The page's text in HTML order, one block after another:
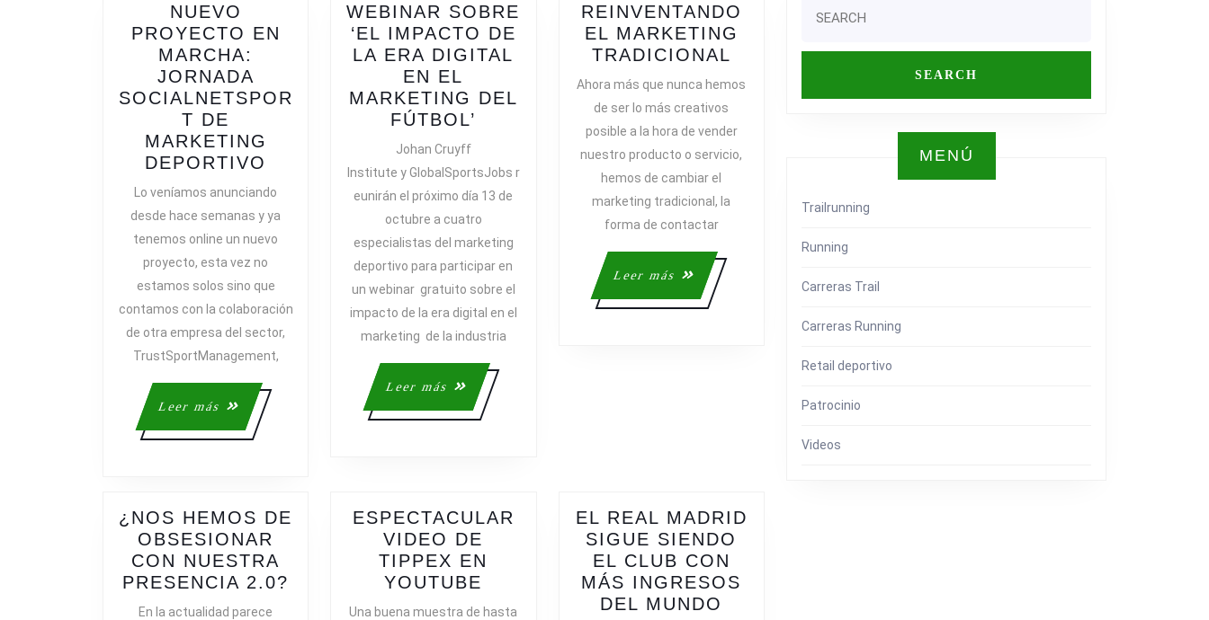
NUEVO
PROYECTO EN
MARCHA:
JORNADA
SOCIALNETSPOR
T DE
MARKETING
DEPORTIVO
PROYECTO
MARCHA:
JORNADA
SOCIALNETSPORT
DE
MARKETING
DEPORTIVO
Lo veníamos anunciando
desde hace semanas y ya
tenemos online un nuevo
proyecto, esta vez no
estamos solos sino que
contamos con la colaboración
de otra empresa del sector,
TrustSportManagement,
Leer más
Leer
más
WEBINAR SOBRE
‘EL IMPACTO DE
LA ERA DIGITAL
EN EL
MARKETING DEL
FÚTBOL’
IMPACTO
DE
LA
ERA
DIGITAL
EN
EL
MARKETING
FÚTBOL’
Johan Cruyff
Institute y GlobalSportsJobs r
eunirán el próximo día 13 de
octubre a cuatro
especialistas del marketing
deportivo para participar en
un webinar gratuito sobre el
impacto de la era digital en el
marketing de la industria
Leer más
Leer
más
REINVENTANDO
EL MARKETING
TRADICIONAL REINVENTANDO
MARKETING
Ahora más que nunca hemos
de ser lo más creativos
posible a la hora de vender
nuestro producto o servicio,
hemos de cambiar el
marketing tradicional, la
forma de contactar
Leer más
Leer
más
¿NOS HEMOS DE
OBSESIONAR
CON NUESTRA
PRESENCIA 2.0?
HEMOS
En la actualidad parece
ESPECTACULAR
VIDEO DE
TIPPEX EN
YOUTUBE ESPECTACULAR
VIDEO
Una buena muestra de hasta
EL REAL MADRID
SIGUE SIENDO
EL CLUB CON
MÁS INGRESOS
DEL MUNDO
for:
MENÚ
Trailrunning
Running
Carreras Trail
Carreras Running
Retail deportivo
Patrocinio
Videos